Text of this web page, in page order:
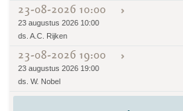
23-08-2026 10:00
23 augustus 2026 10:00
ds. A.C. Rijken
23-08-2026 19:00
23 augustus 2026 19:00
ds. W. Nobel